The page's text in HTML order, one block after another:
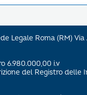
Legale Roma (RM)
6.980.000,00 i.v
del Registro delle